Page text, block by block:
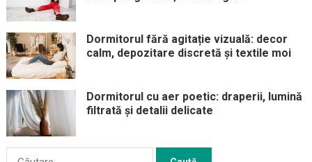
Dormitorul fără agitație vizuală: decor
calm, depozitare discretă și textile moi
Dormitorul cu aer poetic: draperii, lumină
filtrată și detalii delicate